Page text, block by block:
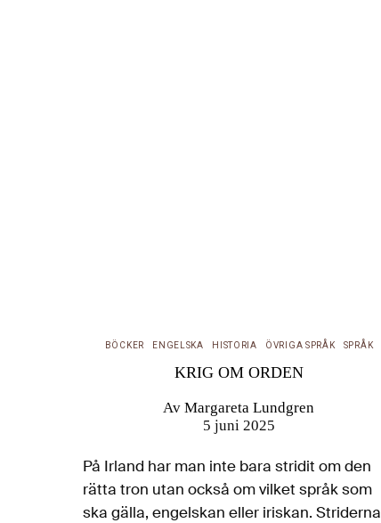
BÖCKER ENGELSKA HISTORIA ÖVRIGA SPRÅK SPRÅK
KRIG OM ORDEN
AvMargareta Lundgren
5 juni 2025
På Irland har man inte bara stridit om den
rätta tron utan också om vilket språk som
ska gälla, engelskan eller iriskan. Striderna